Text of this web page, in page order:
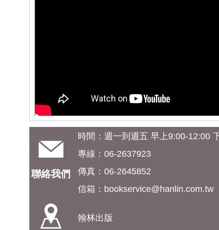
聯絡我們
時間：週一到週五 早上9:00-12:00
專線：06-2637923
傳真：06-2645852
信箱： bookservice@hanlin.com.tw
翰林出版